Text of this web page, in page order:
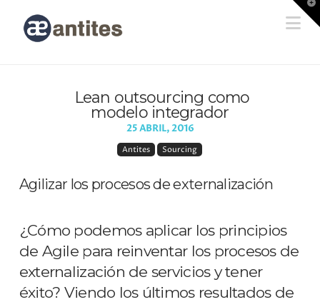
Lean outsourcing como
modelo integrador
25 ABRIL, 2016
Antites Sourcing
Agilizar los procesos de externalización
¿Cómo podemos aplicar los principios
de Agile para reinventar los procesos de
externalización de servicios y tener
éxito? Viendo los últimos resultados de